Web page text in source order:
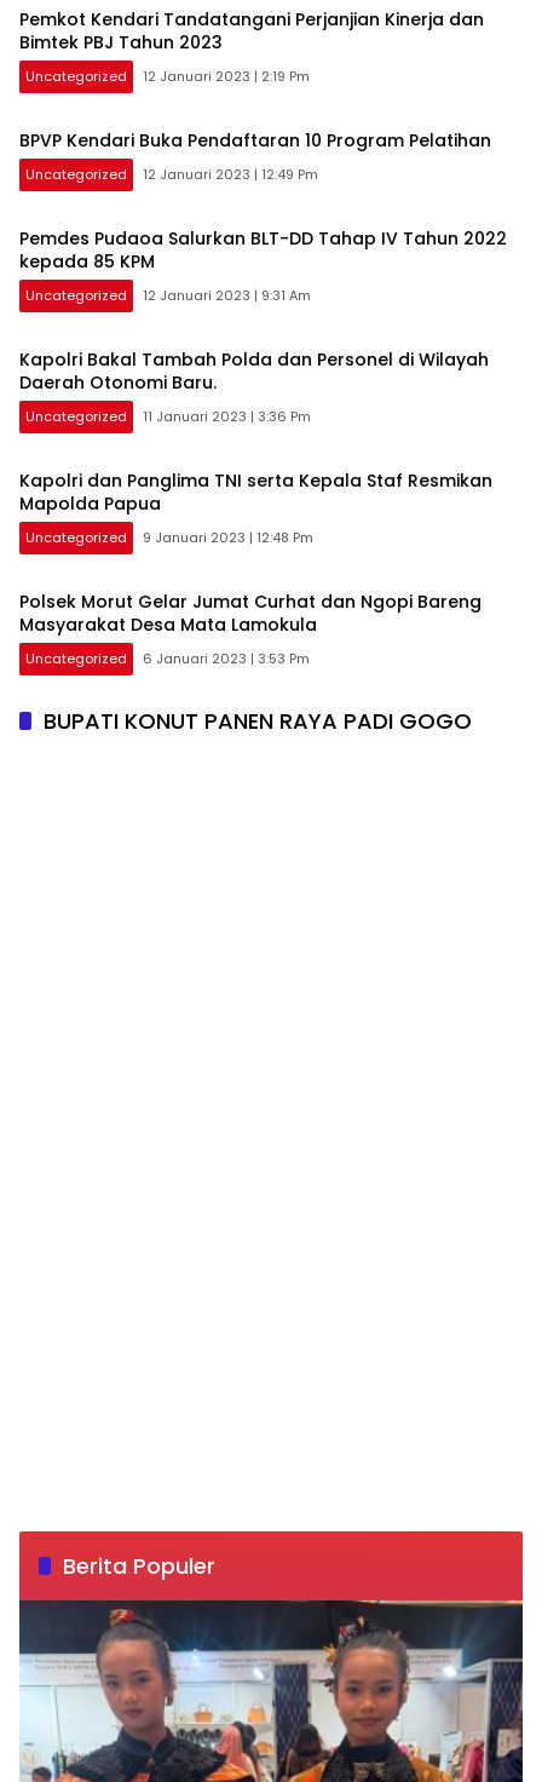
Pemkot Kendari Tandatangani Perjanjian Kinerja dan
Bimtek PBJ Tahun 2023
Uncategorized 12 Januari 2023 | 2:19 Pm
BPVP Kendari Buka Pendaftaran 10 Program Pelatihan
Uncategorized 12 Januari 2023 | 12:49 Pm
Pemdes Pudaoa Salurkan BLT-DD Tahap IV Tahun 2022
kepada 85 KPM
Uncategorized 12 Januari 2023 | 9:31 Am
Kapolri Bakal Tambah Polda dan Personel di Wilayah
Daerah Otonomi Baru.
Uncategorized 11 Januari 2023 | 3:36 Pm
Kapolri dan Panglima TNI serta Kepala Staf Resmikan
Mapolda Papua
Uncategorized 9 Januari 2023 | 12:48 Pm
Polsek Morut Gelar Jumat Curhat dan Ngopi Bareng
Masyarakat Desa Mata Lamokula
Uncategorized 6 Januari 2023 | 3:53 Pm
BUPATI KONUT PANEN RAYA PADI GOGO
Berita Populer